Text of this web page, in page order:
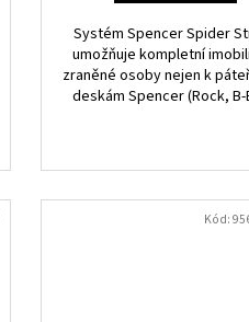
Systém Spencer Spider
umožňuje kompletní
zraněné osoby nejen k
deskám Spencer (Rock, B-
Kód: